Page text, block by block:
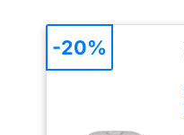
-20%